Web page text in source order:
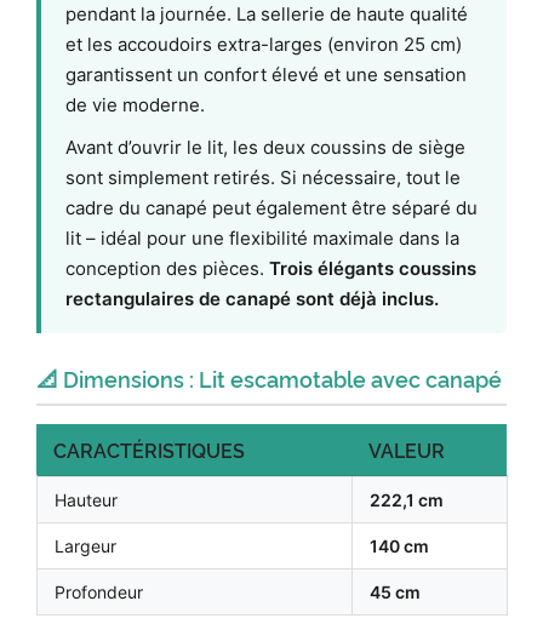
pendant la journée. La sellerie de haute qualité
et les accoudoirs extra-larges (environ 25 cm)
garantissent un confort élevé et une sensation
de vie moderne.
Avant d’ouvrir le lit, les deux coussins de siège
sont simplement retirés. Si nécessaire, tout le
cadre du canapé peut également être séparé du
lit – idéal pour une flexibilité maximale dans la
conception des pièces. Trois élégants coussins
rectangulaires de canapé sont déjà inclus.
📐 Dimensions : Lit escamotable avec canapé
CARACTÉRISTIQUES VALEUR
Hauteur 222,1 cm
Largeur 140 cm
Profondeur 45 cm